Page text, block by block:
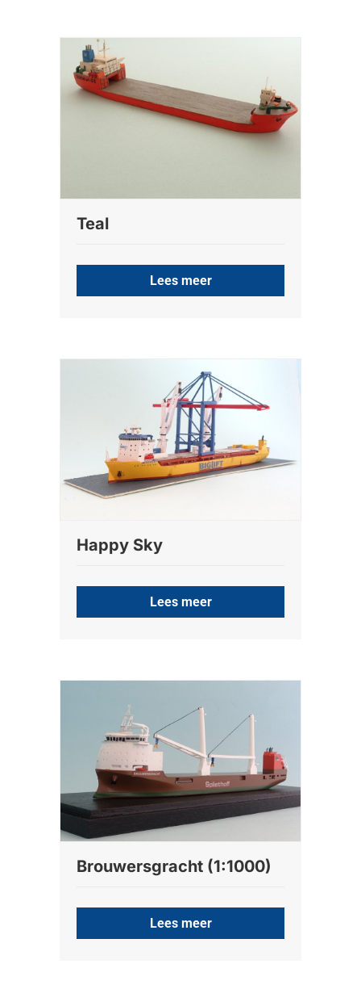
Teal
Lees meer
Happy Sky
Lees meer
Brouwersgracht (1:1000)
Lees meer